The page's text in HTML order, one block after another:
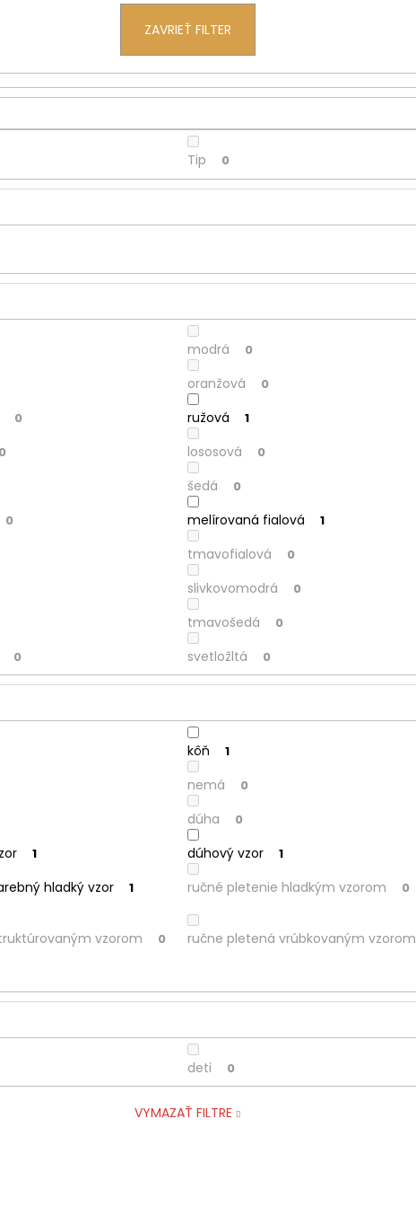
ZAVRIEŤ FILTER
Tip 0
modrá 0
oranžová 0
0 ružová 1
0 lososová 0
šedá 0
0 melírovaná fialová 1
tmavofialová 0
slivkovomodrá 0
tmavošedá 0
0 svetložltá 0
kôň 1
nemá 0
dúha 0
1 dúhový vzor 1
hladký vzor 1 ručné pletenie hladkým vzorom 0
vzorom 0 ručne pletená vrúbkovaným vzorom
deti 0
VYMAZAŤ FILTRE